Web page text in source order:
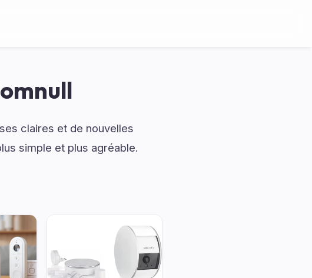
claires et de nouvelles
simple et plus agréable.